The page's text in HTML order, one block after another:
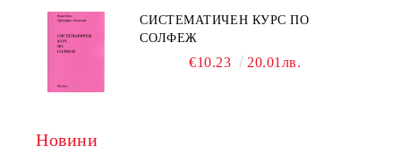
СИСТЕМАТИЧЕН КУРС ПО
СОЛФЕЖ
€10.23 20.01лв.
Новини